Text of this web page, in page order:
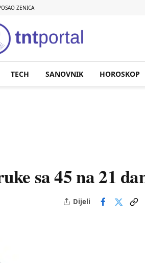
ZENICA
TECH SANOVNIK HOROSKOP
sa 45 na 21
Dijeli